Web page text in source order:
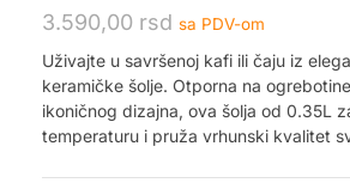
3.590,00 rsd sa PDV-om
Uživajte u savršenoj kafi ili čaju iz
keramičke šolje. Otporna na
ikoničnog dizajna, ova šolja od 0.35L
temperaturu i pruža vrhunski kvalitet